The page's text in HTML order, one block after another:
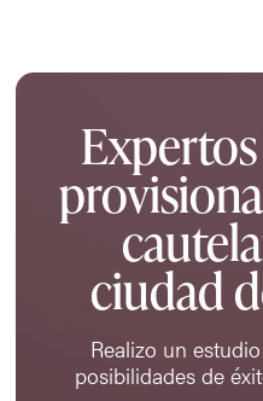
ciudad
Realizo un
posibilidades de